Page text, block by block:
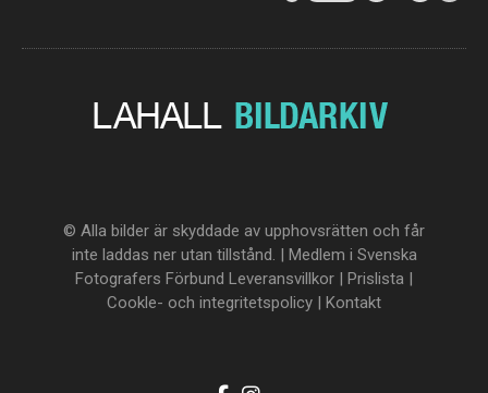
© Alla bilder är skyddade av upphovsrätten och får
inte laddas ner utan tillstånd. | Medlem i Svenska
Fotografers Förbund Leveransvillkor | Prislista |
Cookle- och integritetspolicy | Kontakt